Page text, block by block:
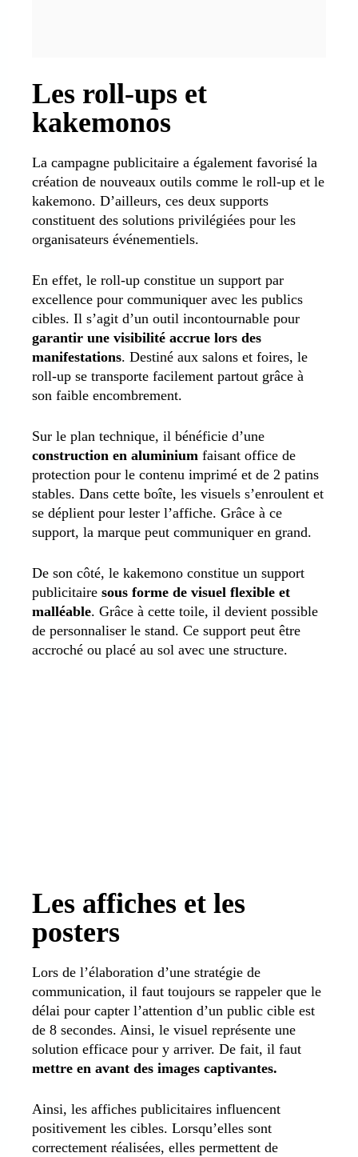
Les roll-ups et
kakemonos
La campagne publicitaire a également favorisé la
création de nouveaux outils comme le roll-up et le
kakemono. D’ailleurs, ces deux supports
constituent des solutions privilégiées pour les
organisateurs événementiels.
En effet, le roll-up constitue un support par
excellence pour communiquer avec les publics
cibles. Il s’agit d’un outil incontournable pour
garantir une visibilité accrue lors des
manifestations. Destiné aux salons et foires, le
roll-up se transporte facilement partout grâce à
son faible encombrement.
Sur le plan technique, il bénéficie d’une
construction en aluminium faisant office de
protection pour le contenu imprimé et de 2 patins
stables. Dans cette boîte, les visuels s’enroulent et
se déplient pour lester l’affiche. Grâce à ce
support, la marque peut communiquer en grand.
De son côté, le kakemono constitue un support
publicitaire sous forme de visuel flexible et
malléable. Grâce à cette toile, il devient possible
de personnaliser le stand. Ce support peut être
accroché ou placé au sol avec une structure.
Les affiches et les
posters
Lors de l’élaboration d’une stratégie de
communication, il faut toujours se rappeler que le
délai pour capter l’attention d’un public cible est
de 8 secondes. Ainsi, le visuel représente une
solution efficace pour y arriver. De fait, il faut
mettre en avant des images captivantes.
Ainsi, les affiches publicitaires influencent
positivement les cibles. Lorsqu’elles sont
correctement réalisées, elles permettent de